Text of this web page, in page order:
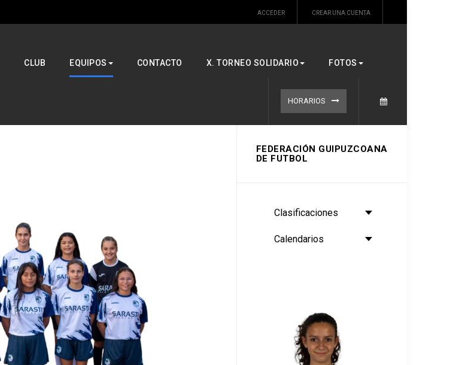
ACCEDER CREAR UNA CUENTA
CLUB EQUIPOS CONTACTO X. TORNEO SOLIDARIO FOTOS
HORARIOS
FEDERACIÓN GUIPUZCOANA
DE FUTBOL
Clasificaciones
Calendarios